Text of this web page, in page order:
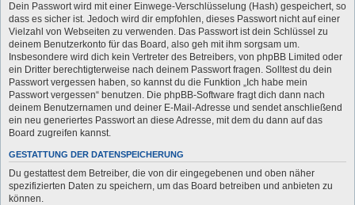
Dein Passwort wird mit einer Einwege-Verschlüsselung (Hash) gespeichert, so
dass es sicher ist. Jedoch wird dir empfohlen, dieses Passwort nicht auf einer
Vielzahl von Webseiten zu verwenden. Das Passwort ist dein Schlüssel zu
deinem Benutzerkonto für das Board, also geh mit ihm sorgsam um.
Insbesondere wird dich kein Vertreter des Betreibers, von phpBB Limited oder
ein Dritter berechtigterweise nach deinem Passwort fragen. Solltest du dein
Passwort vergessen haben, so kannst du die Funktion „Ich habe mein
Passwort vergessen“ benutzen. Die phpBB-Software fragt dich dann nach
deinem Benutzernamen und deiner E-Mail-Adresse und sendet anschließend
ein neu generiertes Passwort an diese Adresse, mit dem du dann auf das
Board zugreifen kannst.
GESTATTUNG DER DATENSPEICHERUNG
Du gestattest dem Betreiber, die von dir eingegebenen und oben näher
spezifizierten Daten zu speichern, um das Board betreiben und anbieten zu
können.